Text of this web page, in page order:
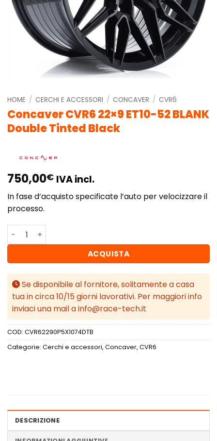
HOME / CERCHI E ACCESSORI / CONCAVER / CVR6
Concaver CVR6 22×9 ET10-52 BLANK
Double Tinted Black
750,00€ IVA incl.
In fase d’acquisto specificate l’auto per velocizzare il
processo.
Concaver CVR6 22x9 ET10-52 BLANK Double Tinted
ACQUISTA
Se disponibile al fornitore, solitamente a casa
tua in circa 10/15 giorni lavorativi. Per maggiori info
inviaci una mail a info@race-tech.it
COD: CVR62290P5X1074DTB
Categorie: Cerchi e accessori, Concaver, CVR6
DESCRIZIONE